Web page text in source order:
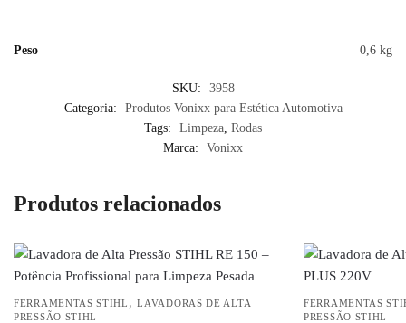
Peso 0,6 kg
SKU:
3958
Categoria:
Produtos Vonixx para Estética Automotiva
Tags:
Limpeza Rodas
Marca:
Vonixx
Produtos relacionados
FERRAMENTAS STIHL ,LAVADORAS DE ALTA
PRESSÃO STIHL
FERRAMENTAS
PRESSÃO STIHL